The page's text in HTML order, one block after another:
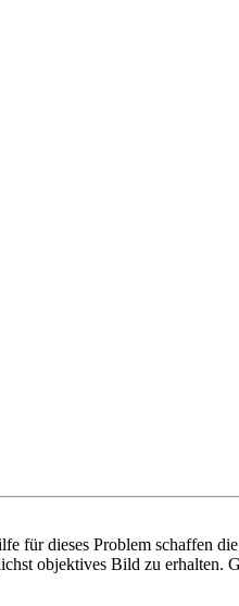
für dieses Problem schaffen
objektives Bild zu erhalten.